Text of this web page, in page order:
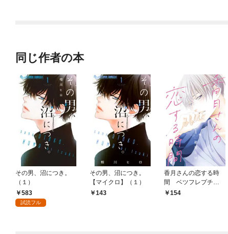
同じ作者の本
その男、沼につき。
（１）
583
試読フル
その男、沼につき。
【マイクロ】（１）
143
香月さんの恋する時
間 ベツフレプチ
（１）
154